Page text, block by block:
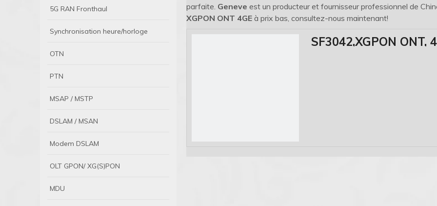
5G RAN Fronthaul
Synchronisation heure/horloge
OTN
PTN
MSAP / MSTP
DSLAM / MSAN
Modem DSLAM
OLT GPON/ XG(S)PON
MDU
parfaite. Geneve est un producteur et fournisseur professionnel de
XGPON ONT 4GE à prix bas, consultez-nous maintenant!
SF3042,XGPON ONT,